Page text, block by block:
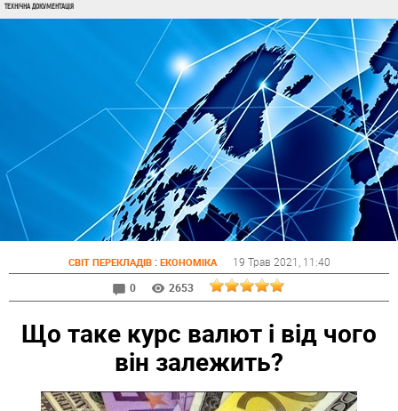
ТЕХНІЧНА ДОКУМЕНТАЦІЯ
СВІТ ПЕРЕКЛАДІВ: ЕКОНОМІКА 19 Трав 2021 , 11:40
0
2653
Що таке курс валют і від чого
він залежить?